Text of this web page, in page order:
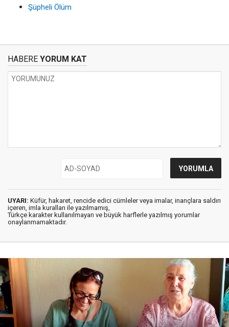
Şüpheli Ölüm
HABERE YORUM KAT
UYARI: Küfür, hakaret, rencide edici cümleler veya imalar, inançlara saldırı
içeren, imla kuralları ile yazılmamış,
Türkçe karakter kullanılmayan ve büyük harflerle yazılmış yorumlar
onaylanmamaktadır.